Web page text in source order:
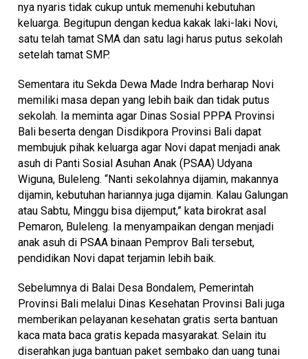
nya nyaris tidak cukup untuk memenuhi kebutuhan
keluarga. Begitupun dengan kedua kakak laki-laki Novi,
satu telah tamat SMA dan satu lagi harus putus sekolah
setelah tamat SMP.
Sementara itu Sekda Dewa Made Indra berharap Novi
memiliki masa depan yang lebih baik dan tidak putus
sekolah. Ia meminta agar Dinas Sosial PPPA Provinsi
Bali beserta dengan Disdikpora Provinsi Bali dapat
membujuk pihak keluarga agar Novi dapat menjadi anak
asuh di Panti Sosial Asuhan Anak (PSAA) Udyana
Wiguna, Buleleng. “Nanti sekolahnya dijamin, makannya
dijamin, kebutuhan hariannya juga dijamin. Kalau Galungan
atau Sabtu, Minggu bisa dijemput,” kata birokrat asal
Pemaron, Buleleng. Ia menyampaikan dengan menjadi
anak asuh di PSAA binaan Pemprov Bali tersebut,
pendidikan Novi dapat terjamin lebih baik.
Sebelumnya di Balai Desa Bondalem, Pemerintah
Provinsi Bali melalui Dinas Kesehatan Provinsi Bali juga
memberikan pelayanan kesehatan gratis serta bantuan
kaca mata baca gratis kepada masyarakat. Selain itu
diserahkan juga bantuan paket sembako dan uang tunai